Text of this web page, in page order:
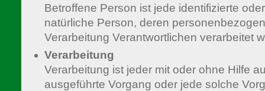
Betroffene Person ist jede identifizierte
natürliche Person, deren
Verarbeitung Verantwortlichen verarbeitet
Verarbeitung
Verarbeitung ist jeder mit oder ohne Hilfe
ausgeführte Vorgang oder jede solche